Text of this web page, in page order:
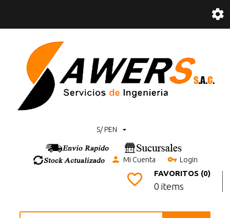
S/ PEN
Mi Cuenta Login
FAVORITOS (0)
0 items